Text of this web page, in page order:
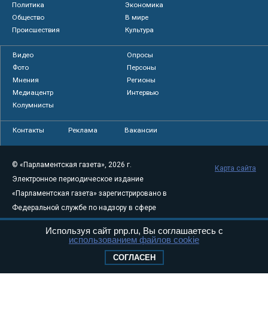
Политика
Экономика
Общество
В мире
Происшествия
Культура
Видео
Опросы
Фото
Персоны
Мнения
Регионы
Медиацентр
Интервью
Колумнисты
Контакты Реклама Вакансии
© «Парламентская газета», 2026 г.
Электронное периодическое издание
«Парламентская газета» зарегистрировано в
Федеральной службе по надзору в сфере
связи, информационных технологий и
массовых коммуникаций (Роскомнадзор) 05
Свидетельство о регистрации Эл № ФС77-
Карта сайта
Используя сайт pnp.ru, Вы соглашаетесь с
использованием файлов cookie
СОГЛАСЕН